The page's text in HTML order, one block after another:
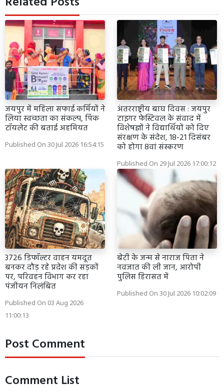
जयपुर में महिला सफाई कर्मियों ने
लिया स्वच्छता का संकल्प, पिंक
टॉयलेट की बताई अहमियत
Published On 30 Jul 2026 16:54:15
अंतरराष्ट्रीय बाघ दिवस : जयपुर
टाइगर फेस्टिवल के संवाद में
विशेषज्ञों ने विद्यार्थियों को दिए
संरक्षण के संदेश, 18-21 दिसंबर
को होगा 8वां संस्करण
Published On 29 Jul 2026 17:00:12
3726 डिफॉल्टर वाहन यमदूत
बनकर दौड़ रहे प्रदेश की सड़कों
पर, परिवहन विभाग कर रहा
पंजीयन निलंबित
Published On 03 Aug 2026
11:00:13
बेटी के जन्म से नाराज पिता ने
नवजात की ली जान, आरोपी
पुलिस हिरासत में
Published On 30 Jul 2026 10:02:09
Post Comment
Comment List